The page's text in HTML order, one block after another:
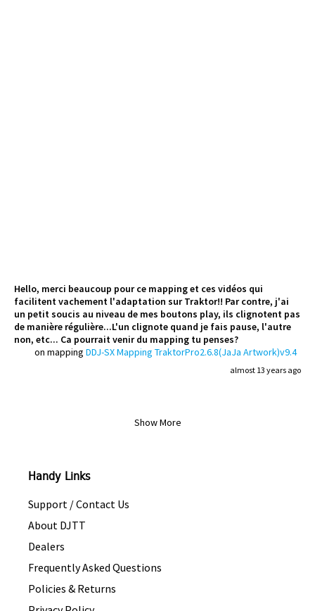
Hello, merci beaucoup pour ce mapping et ces vidéos qui
facilitent vachement l'adaptation sur Traktor!! Par contre, j'ai
un petit soucis au niveau de mes boutons play, ils clignotent pas
de manière régulière...L'un clignote quand je fais pause, l'autre
non, etc... Ca pourrait venir du mapping tu penses?
on mapping DDJ-SX Mapping TraktorPro2.6.8(JaJa Artwork)v9.4
almost 13 years ago
Show More
Handy Links
Support / Contact Us
About DJTT
Dealers
Frequently Asked Questions
Policies & Returns